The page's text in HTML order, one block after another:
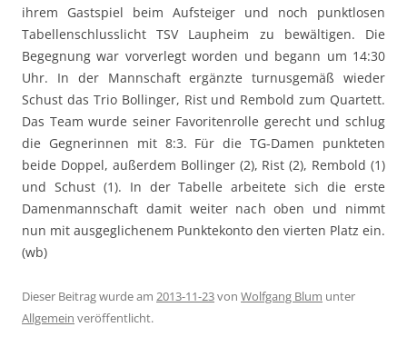
ihrem Gastspiel beim Aufsteiger und noch punktlosen
Tabellenschlusslicht TSV Laupheim zu bewältigen. Die
Begegnung war vorverlegt worden und begann um 14:30
Uhr. In der Mannschaft ergänzte turnusgemäß wieder
Schust das Trio Bollinger, Rist und Rembold zum Quartett.
Das Team wurde seiner Favoritenrolle gerecht und schlug
die Gegnerinnen mit 8:3. Für die TG-Damen punkteten
beide Doppel, außerdem Bollinger (2), Rist (2), Rembold (1)
und Schust (1). In der Tabelle arbeitete sich die erste
Damenmannschaft damit weiter nach oben und nimmt
nun mit ausgeglichenem Punktekonto den vierten Platz ein.
(wb)
Dieser Beitrag wurde am 2013-11-23von Wolfgang Blum unter
Allgemein veröffentlicht.